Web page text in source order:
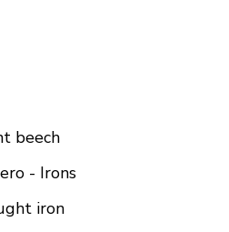
beech
- Irons
iron